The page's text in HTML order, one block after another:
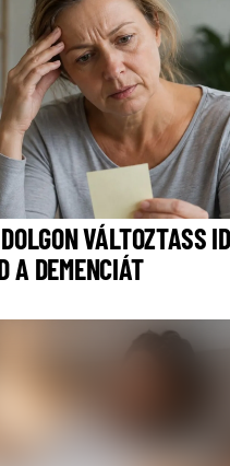
VÁLTOZTASS
A DEMENCIÁT